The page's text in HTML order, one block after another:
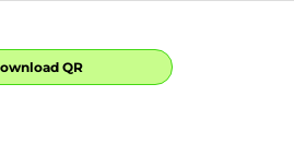
QR